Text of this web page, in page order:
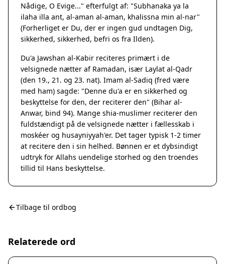
Nådige, O Evige..." efterfulgt af: "Subhanaka ya la
ilaha illa ant, al-aman al-aman, khalissna min al-nar"
(Forherliget er Du, der er ingen gud undtagen Dig,
sikkerhed, sikkerhed, befri os fra Ilden).
Du'a Jawshan al-Kabir reciteres primært i de
velsignede nætter af Ramadan, især Laylat al-Qadr
(den 19., 21. og 23. nat). Imam al-Sadiq (fred være
med ham) sagde: "Denne du'a er en sikkerhed og
beskyttelse for den, der reciterer den" (Bihar al-
Anwar, bind 94). Mange shia-muslimer reciterer den
fuldstændigt på de velsignede nætter i fællesskab i
moskéer og husayniyyah'er. Det tager typisk 1-2 timer
at recitere den i sin helhed. Bønnen er et dybsindigt
udtryk for Allahs uendelige storhed og den troendes
tillid til Hans beskyttelse.
Tilbage til ordbog
Relaterede ord